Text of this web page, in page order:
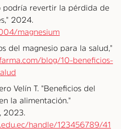
podría revertir la pérdida de
2024.
magnesium
del magnesio para la salud,"
blog/10-beneficios-
Velín T. "Beneficios del
la alimentación."
2023.
handle/123456789/41